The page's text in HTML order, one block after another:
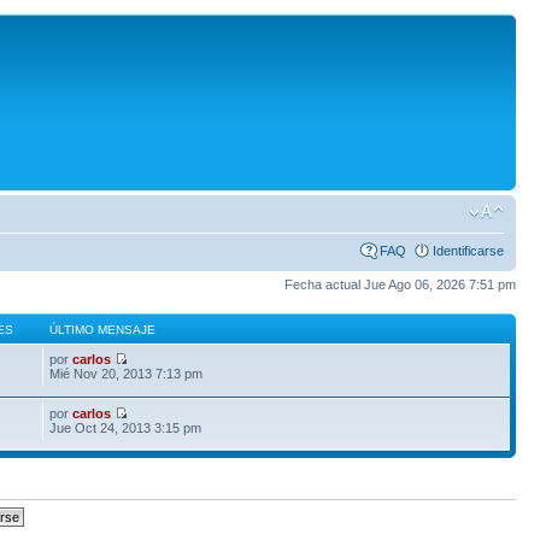
FAQ Identificarse
Fecha actual Jue Ago 06, 2026 7:51 pm
ÚLTIMO MENSAJE
porcarlos
Mié Nov 20, 2013 7:13 pm
porcarlos
Jue Oct 24, 2013 3:15 pm